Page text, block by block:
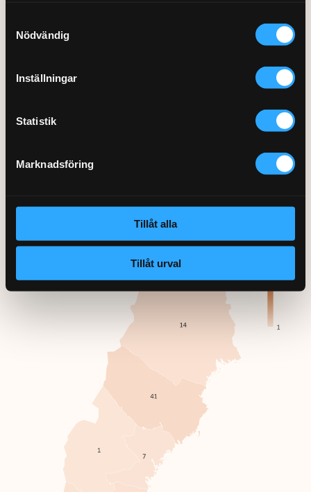
Nödvändig
Inställningar
Statistik
Marknadsföring
Tillåt alla
Tillåt urval
förväntansfulla kunder. Tillsammans skall vi fortsätta växa in